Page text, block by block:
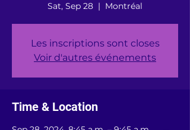
Sat, Sep 28
  |
Montréal
Les inscriptions sont closes
Voir d'autres événements
Time & Location